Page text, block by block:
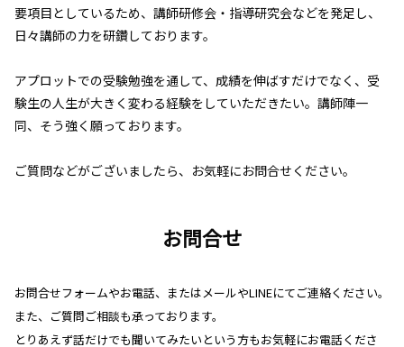
要項目としているため、講師研修会・指導研究会などを発足し、
日々講師の力を研鑽しております。
アプロットでの受験勉強を通して、成績を伸ばすだけでなく、受
験生の人生が大きく変わる経験をしていただきたい。講師陣一
同、そう強く願っております。
ご質問などがございましたら、お気軽にお問合せください。
お問合せ
お問合せフォームやお電話、またはメールやLINEにてご連絡ください。
また、ご質問ご相談も承っております。
とりあえず話だけでも聞いてみたいという方もお気軽にお電話くださ